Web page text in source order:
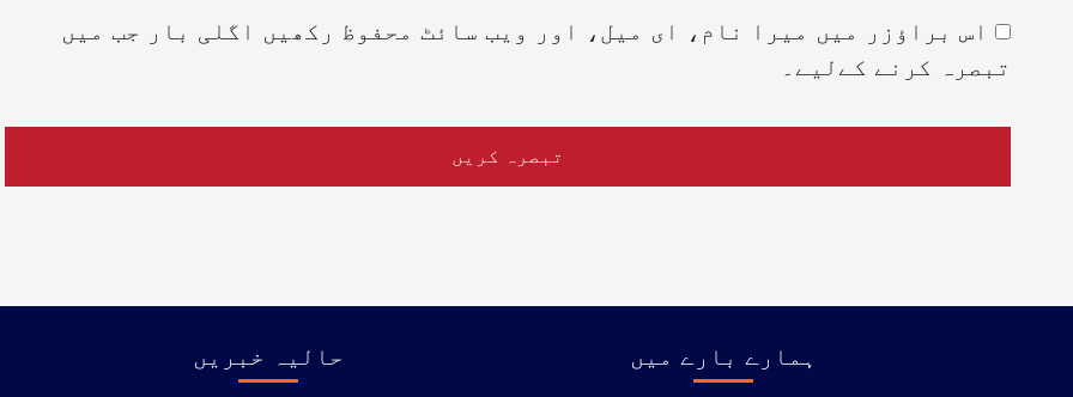
اس براؤزر میں میرا نام، ای میل، اور ویب سائٹ محفوظ رکھیں اگلی بار جب میں
تبصرہ کرنے کےلیے۔
ہمارے بارے میں حالیہ خبریں